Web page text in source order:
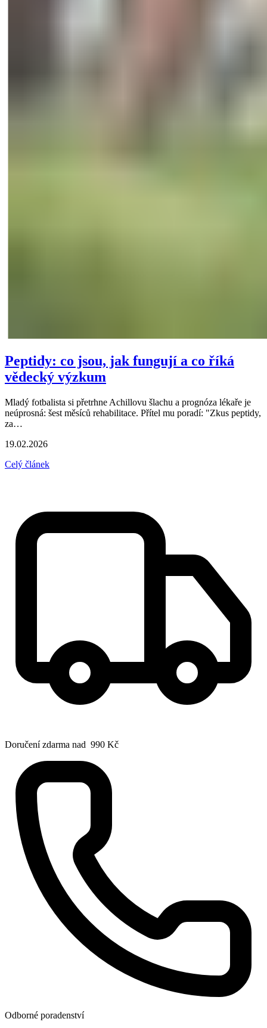
Peptidy: co jsou, jak fungují a co říká
vědecký výzkum
Mladý fotbalista si přetrhne Achillovu šlachu a prognóza lékaře je
neúprosná: šest měsíců rehabilitace. Přítel mu poradí: "Zkus peptidy,
za…
19.02.2026
Celý článek
Doručení zdarma nad 990 Kč
Odborné poradenství